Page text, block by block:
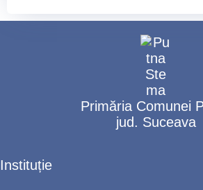
Primăria Comunei
jud. Suceava
Instituție